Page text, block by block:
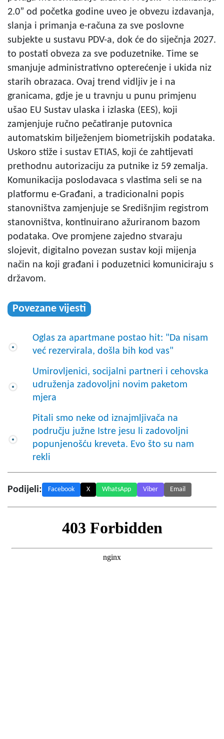
2.0” od početka godine uveo je obvezu izdavanja,
slanja i primanja e-računa za sve poslovne
subjekte u sustavu PDV-a, dok će do siječnja 2027.
to postati obveza za sve poduzetnike. Time se
smanjuje administrativno opterećenje i ukida niz
starih obrazaca. Ovaj trend vidljiv je i na
granicama, gdje je u travnju u punu primjenu
ušao EU Sustav ulaska i izlaska (EES), koji
zamjenjuje ručno pečatiranje putovnica
automatskim bilježenjem biometrijskih podataka.
Uskoro stiže i sustav ETIAS, koji će zahtijevati
prethodnu autorizaciju za putnike iz 59 zemalja.
Komunikacija poslodavaca s vlastima seli se na
platformu e-Građani, a tradicionalni popis
stanovništva zamjenjuje se Središnjim registrom
stanovništva, kontinuirano ažuriranom bazom
podataka. Ove promjene zajedno stvaraju
slojevit, digitalno povezan sustav koji mijenja
način na koji građani i poduzetnici komuniciraju s
državom.
Povezane vijesti
Oglas za apartmane postao hit: "Da nisam
već rezervirala, došla bih kod vas"
Umirovljenici, socijalni partneri i cehovska
udruženja zadovoljni novim paketom
mjera
Pitali smo neke od iznajmljivača na
području južne Istre jesu li zadovoljni
popunjenošću kreveta. Evo što su nam
rekli
Podijeli: Facebook X WhatsApp Viber Email